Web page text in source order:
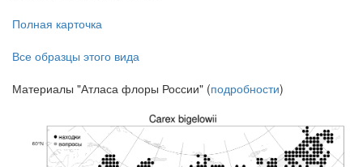
Полная карточка
Все образцы этого вида
Материалы "Атласа флоры России" (подробности)